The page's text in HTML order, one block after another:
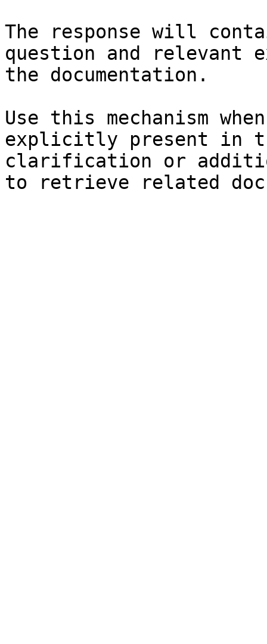
The response will
question and relevant
the documentation.
Use this mechanism
explicitly present in
clarification or